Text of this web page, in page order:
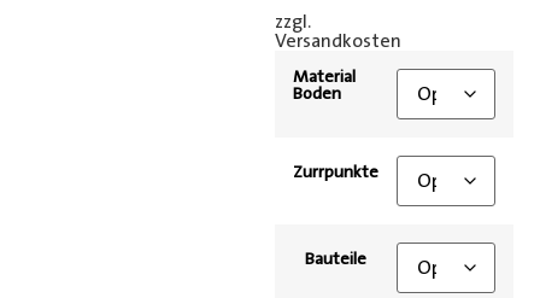
zzgl.
Versandkosten
Material
Boden
Zurrpunkte
Bauteile